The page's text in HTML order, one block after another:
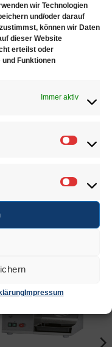
wir Technologien
und/oder darauf
können wir Daten
dieser Website
erteilst oder
Funktionen
Immer aktiv
Impressum
Wechsel in
können
in die